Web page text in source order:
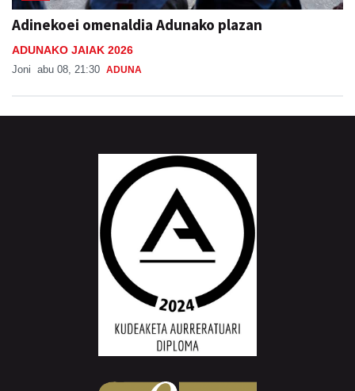
Adinekoei omenaldia Adunako plazan
ADUNAKO JAIAK 2026
Joni abu 08, 21:30 ADUNA